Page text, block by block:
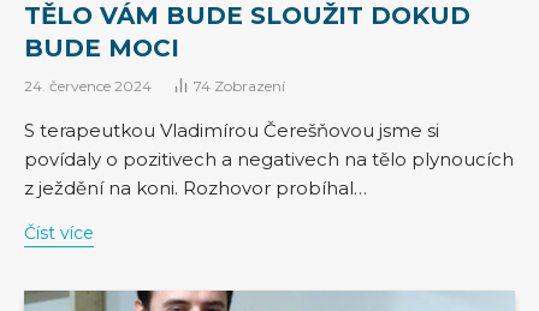
TĚLO VÁM BUDE SLOUŽIT DOKUD
BUDE MOCI
24. července 2024 74 Zobrazení
S terapeutkou Vladimírou Čerešňovou jsme si
povídaly o pozitivech a negativech na tělo plynoucích
z ježdění na koni. Rozhovor probíhal…
Číst více